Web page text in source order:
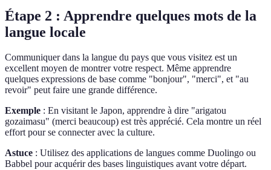
Étape 2 : Apprendre quelques mots de la
langue locale
Communiquer dans la langue du pays que vous visitez est un
excellent moyen de montrer votre respect. Même apprendre
quelques expressions de base comme "bonjour", "merci", et "au
revoir" peut faire une grande différence.
Exemple : En visitant le Japon, apprendre à dire "arigatou
gozaimasu" (merci beaucoup) est très apprécié. Cela montre un réel
effort pour se connecter avec la culture.
Astuce : Utilisez des applications de langues comme Duolingo ou
Babbel pour acquérir des bases linguistiques avant votre départ.